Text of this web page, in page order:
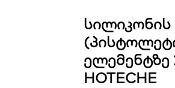
Სილიკონის
Ელემენტზე
HOTECHE